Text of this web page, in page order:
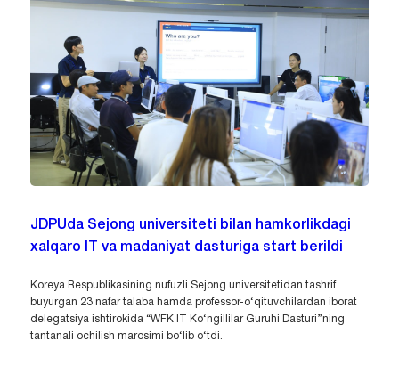
JDPUda Sejong universiteti bilan hamkorlikdagi
xalqaro IT va madaniyat dasturiga start berildi
Koreya Respublikasining nufuzli Sejong universitetidan tashrif
buyurgan 23 nafar talaba hamda professor-o‘qituvchilardan iborat
delegatsiya ishtirokida “WFK IT Ko‘ngillilar Guruhi Dasturi”ning
tantanali ochilish marosimi bo‘lib o‘tdi.